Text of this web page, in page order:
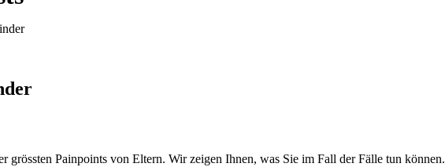
Painpoints von Eltern. Wir zeigen Ihnen, was Sie im Fall der Fälle tun können.